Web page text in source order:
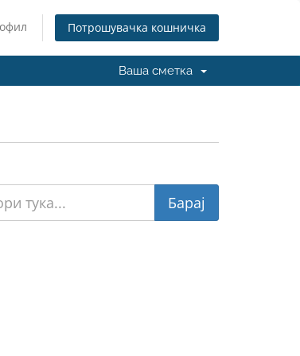
Потрошувачка кошничка
Ваша сметка